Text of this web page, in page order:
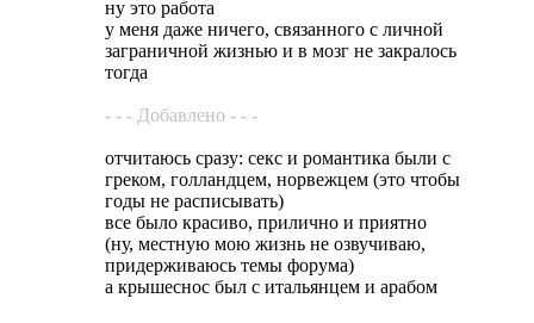
ну это работа
у меня даже ничего, связанного с личной
заграничной жизнью и в мозг не закралось
тогда
- - - Добавлено - - -
отчитаюсь сразу: секс и романтика были с
греком, голландцем, норвежцем (это чтобы
годы не расписывать)
все было красиво, прилично и приятно
(ну, местную мою жизнь не озвучиваю,
придерживаюсь темы форума)
а крышеснос был с итальянцем и арабом